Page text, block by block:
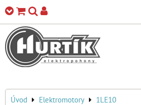
Úvod Elektromotory 1LE10